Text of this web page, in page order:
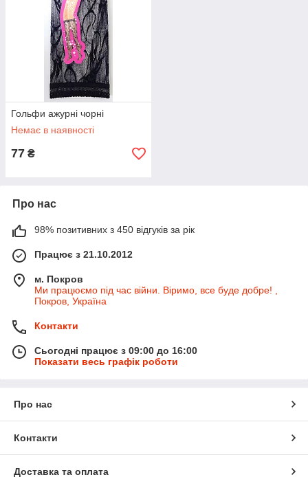
Гольфи ажурні чорні
Немає в наявності
77 ₴
Про нас
98% позитивних з 450 відгуків за рік
Працює з 21.10.2012
м. Покров
Ми працюємо під час війни. Віримо, все буде добре! ,
Покров, Україна
Контакти
Сьогодні працює з 09:00 до 16:00
Показати весь графік роботи
Про нас
Контакти
Доставка та оплата